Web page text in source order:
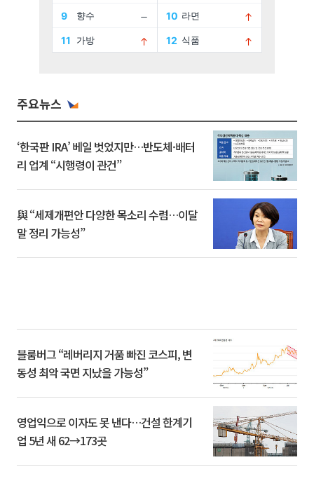
주요뉴스
‘한국판 IRA’ 베일 벗었지만…반도체·배터
리 업계 “시행령이 관건”
與 “세제개편안 다양한 목소리 수렴…이달
말 정리 가능성”
블룸버그 “레버리지 거품 빠진 코스피, 변
동성 최악 국면 지났을 가능성”
영업익으로 이자도 못 낸다…건설 한계기
업 5년 새 62→173곳